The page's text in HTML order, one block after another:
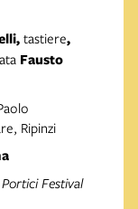
tastiere,
Fausto
Ripinzi
Portici Festival